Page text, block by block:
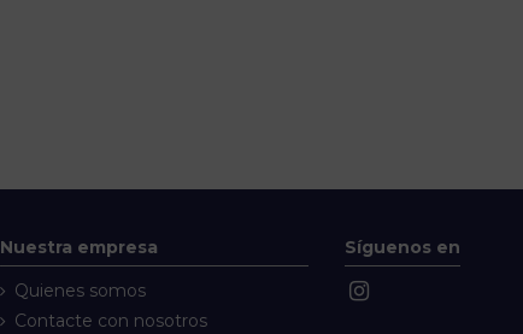
Nuestra empresa
Quienes somos
Contacte con nosotros
Síguenos en